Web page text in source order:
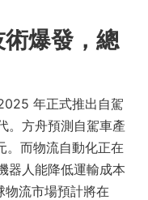
爆發，總
年正式推出自駕
。方舟預測自駕車產
。而物流自動化正在
器人能降低運輸成本
流市場預計將在